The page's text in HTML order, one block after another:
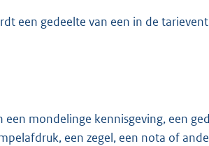
een gedeelte van een in de
mondelinge kennisgeving, een
een zegel, een nota of